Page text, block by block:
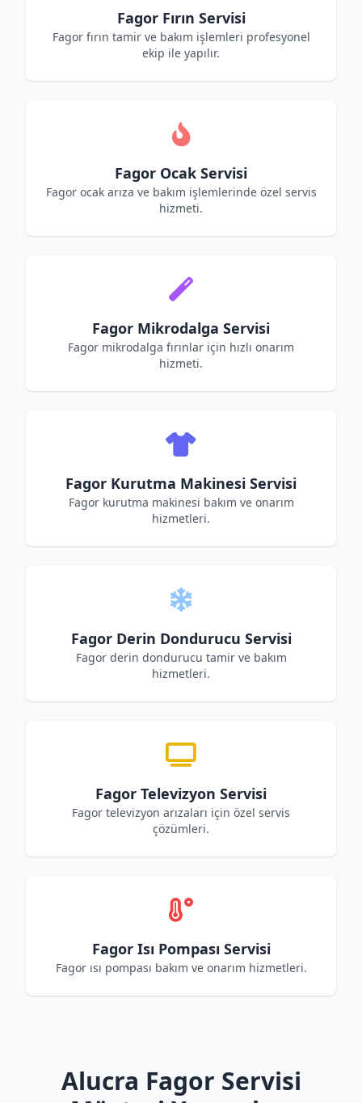
Fagor Fırın Servisi
Fagor fırın tamir ve bakım işlemleri profesyonel
ekip ile yapılır.
Fagor Ocak Servisi
Fagor ocak arıza ve bakım işlemlerinde özel servis
hizmeti.
Fagor Mikrodalga Servisi
Fagor mikrodalga fırınlar için hızlı onarım
hizmeti.
Fagor Kurutma Makinesi Servisi
Fagor kurutma makinesi bakım ve onarım
hizmetleri.
Fagor Derin Dondurucu Servisi
Fagor derin dondurucu tamir ve bakım
hizmetleri.
Fagor Televizyon Servisi
Fagor televizyon arızaları için özel servis
çözümleri.
Fagor Isı Pompası Servisi
Fagor ısı pompası bakım ve onarım hizmetleri.
Alucra Fagor Servisi